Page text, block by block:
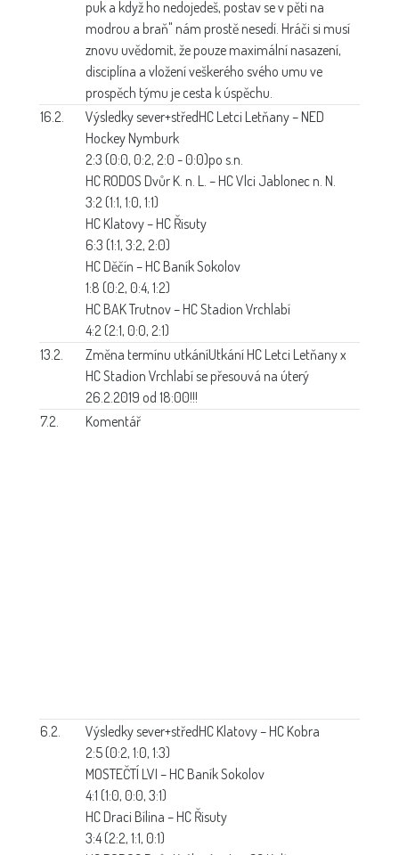
puk a když ho nedojedeš, postav se v pěti na
modrou a braň" nám prostě nesedí. Hráči si musí
znovu uvědomit, že pouze maximální nasazení,
disciplína a vložení veškerého svého umu ve
prospěch týmu je cesta k úspěchu.
16.2.
Výsledky sever+středHC Letci Letňany – NED
Hockey Nymburk
2:3 (0:0, 0:2, 2:0 - 0:0)po s.n.
HC RODOS Dvůr K. n. L. – HC Vlci Jablonec n. N.
3:2 (1:1, 1:0, 1:1)
HC Klatovy – HC Řisuty
6:3 (1:1, 3:2, 2:0)
HC Děčín – HC Baník Sokolov
1:8 (0:2, 0:4, 1:2)
HC BAK Trutnov – HC Stadion Vrchlabí
4:2 (2:1, 0:0, 2:1)
13.2.
Změna termínu utkáníUtkání HC Letci Letňany x
HC Stadion Vrchlabí se přesouvá na úterý
26.2.2019 od 18:00!!!
7.2.
Komentář
6.2. Výsledky sever+středHC Klatovy – HC Kobra
2:5 (0:2, 1:0, 1:3)
MOSTEČTÍ LVI – HC Baník Sokolov
4:1 (1:0, 0:0, 3:1)
HC Draci Bílina – HC Řisuty
3:4 (2:2, 1:1, 0:1)